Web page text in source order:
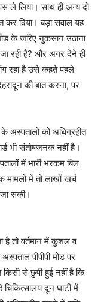
ले लिया। साथ ही अन्य दो
कर दिया। बड़ा सवाल यह
के जरिए नुकसान उठाना
रही है? और अगर देने ही
रहा है उसे कहते पहले
की बात करना, पर
के अस्पतालों को अधिग्रहीत
भी संतोषजनक नहीं है।
में भारी भरकम बिल
में तो लाखों खर्च
सकी।
है तो वर्तमान में कुशल व
पीपीपी मोड पर
से छुपी हुई नहीं है कि
दून घाटी में